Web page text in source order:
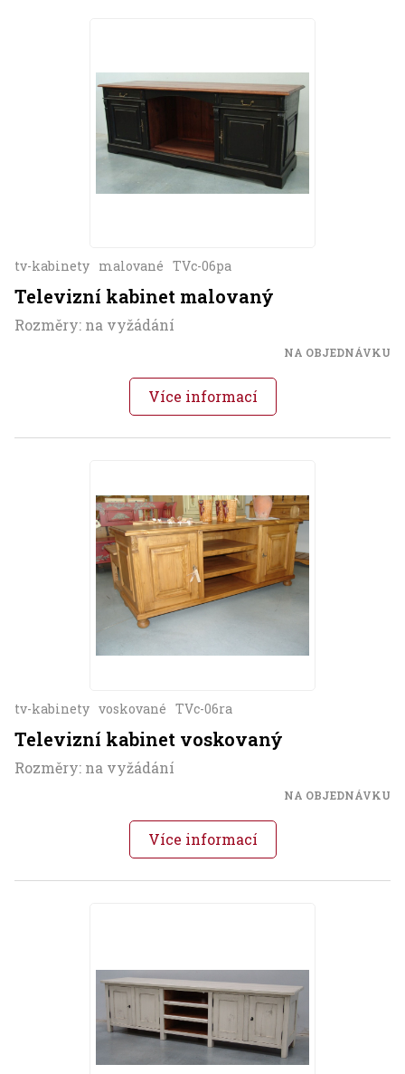
tv-kabinety malované TVc-06pa
Televizní kabinet malovaný
Rozměry: na vyžádání
NA OBJEDNÁVKU
Více informací
tv-kabinety voskované TVc-06ra
Televizní kabinet voskovaný
Rozměry: na vyžádání
NA OBJEDNÁVKU
Více informací